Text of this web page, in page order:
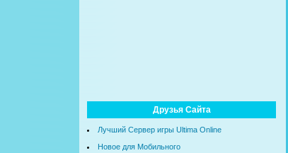
Друзья Сайта
Лучший Сервер игры Ultima Online
Новое для Мобильного